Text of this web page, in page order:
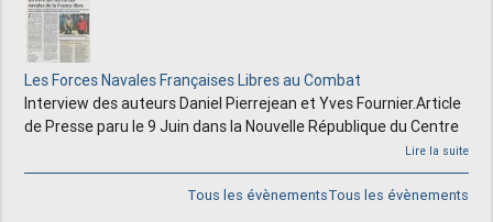
Les Forces Navales Françaises Libres au Combat
Interview des auteurs Daniel Pierrejean et Yves Fournier.Article
de Presse paru le 9 Juin dans la Nouvelle République du Centre
Lire la suite
Tous les évènements
Tous les évènements